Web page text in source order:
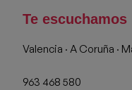
Te escuchamos
Valencia · A Coruña ·
963 468 580